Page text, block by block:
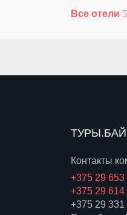
Все отели
ТУРЫ.БАЙ
Контакты
+375 29 653
+375 29 614
+375 29 331